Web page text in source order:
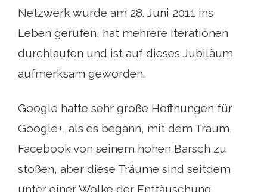
Netzwerk wurde am 28. Juni 2011 ins
Leben gerufen, hat mehrere Iterationen
durchlaufen und ist auf dieses Jubiläum
aufmerksam geworden.
Google hatte sehr große Hoffnungen für
Google+, als es begann, mit dem Traum,
Facebook von seinem hohen Barsch zu
stoßen, aber diese Träume sind seitdem
unter einer Wolke der Enttäuschung